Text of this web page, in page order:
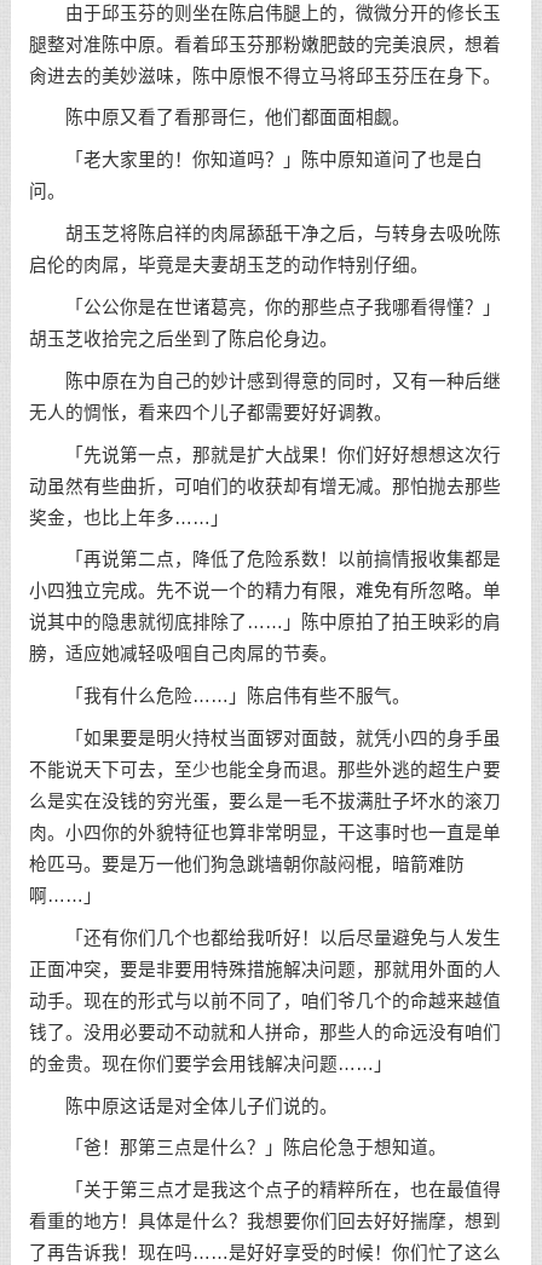
由于邱玉芬的则坐在陈启伟腿上的，微微分开的修长玉
腿整对准陈中原。看着邱玉芬那粉嫩肥鼓的完美浪屄，想着
肏进去的美妙滋味，陈中原恨不得立马将邱玉芬压在身下。
陈中原又看了看那哥仨，他们都面面相觑。
「老大家里的！你知道吗？」陈中原知道问了也是白
问。
胡玉芝将陈启祥的肉屌舔舐干净之后，与转身去吸吮陈
启伦的肉屌，毕竟是夫妻胡玉芝的动作特别仔细。
「公公你是在世诸葛亮，你的那些点子我哪看得懂？」
胡玉芝收拾完之后坐到了陈启伦身边。
陈中原在为自己的妙计感到得意的同时，又有一种后继
无人的惆怅，看来四个儿子都需要好好调教。
「先说第一点，那就是扩大战果！你们好好想想这次行
动虽然有些曲折，可咱们的收获却有增无减。那怕抛去那些
奖金，也比上年多……」
「再说第二点，降低了危险系数！以前搞情报收集都是
小四独立完成。先不说一个的精力有限，难免有所忽略。单
说其中的隐患就彻底排除了……」陈中原拍了拍王映彩的肩
膀，适应她减轻吸啯自己肉屌的节奏。
「我有什么危险……」陈启伟有些不服气。
「如果要是明火持杖当面锣对面鼓，就凭小四的身手虽
不能说天下可去，至少也能全身而退。那些外逃的超生户要
么是实在没钱的穷光蛋，要么是一毛不拔满肚子坏水的滚刀
肉。小四你的外貌特征也算非常明显，干这事时也一直是单
枪匹马。要是万一他们狗急跳墙朝你敲闷棍，暗箭难防
啊……」
「还有你们几个也都给我听好！以后尽量避免与人发生
正面冲突，要是非要用特殊措施解决问题，那就用外面的人
动手。现在的形式与以前不同了，咱们爷几个的命越来越值
钱了。没用必要动不动就和人拼命，那些人的命远没有咱们
的金贵。现在你们要学会用钱解决问题……」
陈中原这话是对全体儿子们说的。
「爸！那第三点是什么？」陈启伦急于想知道。
「关于第三点才是我这个点子的精粹所在，也在最值得
看重的地方！具体是什么？我想要你们回去好好揣摩，想到
了再告诉我！现在吗……是好好享受的时候！你们忙了这么